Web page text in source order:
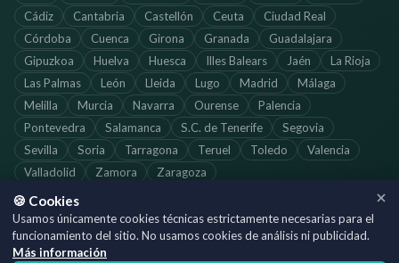
Cádiz
Cantabria Castellón Ceuta
Ciudad Real
Córdoba
Cuenca Girona Granada
Guadalajara
Gipuzkoa
Huelva Huesca Illes Balears Jaén
La Rioja
Las Palmas
León Lleida Lugo Madrid
Málaga
Melilla
Murcia Navarra Ourense
Palencia
Pontevedra
Salamanca S.C. de Tenerife
Segovia
Sevilla
Soria Tarragona Teruel Toledo
Valencia
Valladolid
Zamora Zaragoza
©2026SoloFarmacias.es — Todos los derechos reservados
Información actualizada. Verifica los horarios directamente con cada
🍪 Cookies
Usamos únicamente cookies técnicas estrictamente necesarias para el
funcionamiento del sitio. No usamos cookies de análisis ni publicidad.
Más información